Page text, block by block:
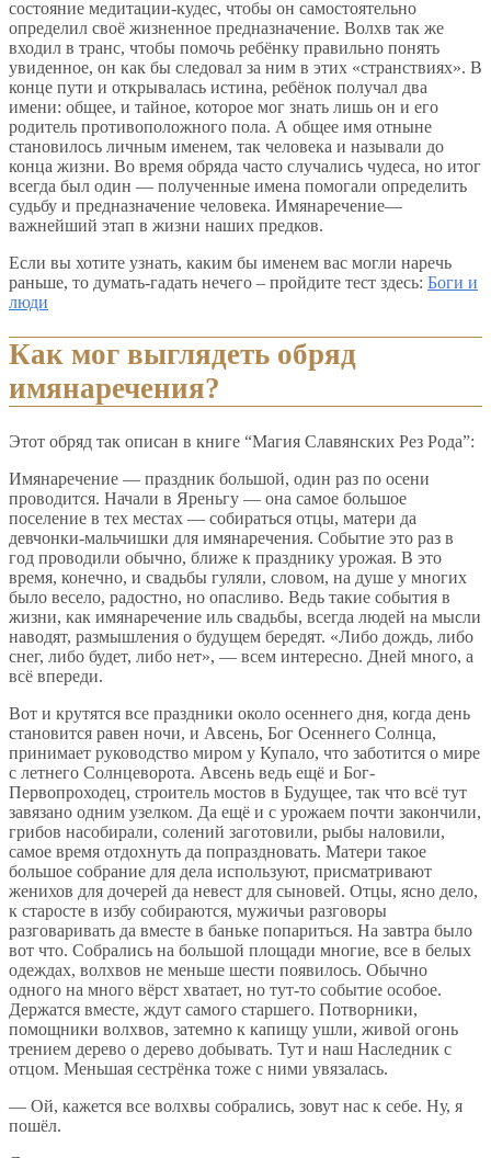
состояние медитации-кудес, чтобы он самостоятельно
определил своё жизненное предназначение. Волхв так же
входил в транс, чтобы помочь ребёнку правильно понять
увиденное, он как бы следовал за ним в этих «странствиях». В
конце пути и открывалась истина, ребёнок получал два
имени: общее, и тайное, которое мог знать лишь он и его
родитель противоположного пола. А общее имя отныне
становилось личным именем, так человека и называли до
конца жизни. Во время обряда часто случались чудеса, но итог
всегда был один — полученные имена помогали определить
судьбу и предназначение человека. Имянаречение—
важнейший этап в жизни наших предков.
Если вы хотите узнать, каким бы именем вас могли наречь
раньше, то думать-гадать нечего – пройдите тест здесь: Боги и
люди
Как мог выглядеть обряд
имянаречения?
Этот обряд так описан в книге “Магия Славянских Рез Рода”:
Имянаречение — праздник большой, один раз по осени
проводится. Начали в Яреньгу — она самое большое
поселение в тех местах — собираться отцы, матери да
девчонки-мальчишки для имянаречения. Событие это раз в
год проводили обычно, ближе к празднику урожая. В это
время, конечно, и свадьбы гуляли, словом, на душе у многих
было весело, радостно, но опасливо. Ведь такие события в
жизни, как имянаречение иль свадьбы, всегда людей на мысли
наводят, размышления о будущем бередят. «Либо дождь, либо
снег, либо будет, либо нет», — всем интересно. Дней много, а
всё впереди.
Вот и крутятся все праздники около осеннего дня, когда день
становится равен ночи, и Авсень, Бог Осеннего Солнца,
принимает руководство миром у Купало, что заботится о мире
с летнего Солнцеворота. Авсень ведь ещё и Бог-
Первопроходец, строитель мостов в Будущее, так что всё тут
завязано одним узелком. Да ещё и с урожаем почти закончили,
грибов насобирали, солений заготовили, рыбы наловили,
самое время отдохнуть да попраздновать. Матери такое
большое собрание для дела используют, присматривают
женихов для дочерей да невест для сыновей. Отцы, ясно дело,
к старосте в избу собираются, мужичьи разговоры
разговаривать да вместе в баньке попариться. На завтра было
вот что. Собрались на большой площади многие, все в белых
одеждах, волхвов не меньше шести появилось. Обычно
одного на много вёрст хватает, но тут-то событие особое.
Держатся вместе, ждут самого старшего. Потворники,
помощники волхвов, затемно к капищу ушли, живой огонь
трением дерево о дерево добывать. Тут и наш Наследник с
отцом. Меньшая сестрёнка тоже с ними увязалась.
— Ой, кажется все волхвы собрались, зовут нас к себе. Ну, я
пошёл.